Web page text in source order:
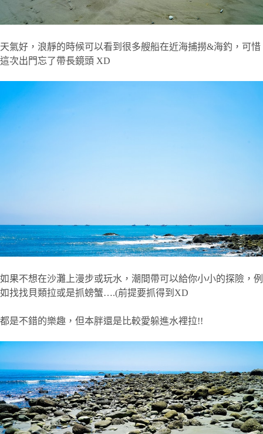
天氣好，浪靜的時候可以看到很多艘船在近海捕撈&海釣，可惜
這次出門忘了帶長鏡頭 XD
如果不想在沙灘上漫步或玩水，潮間帶可以給你小小的探險，例
如找找貝類拉或是抓螃蟹….(前提要抓得到XD
都是不錯的樂趣，但本胖還是比較愛躲進水裡拉!!